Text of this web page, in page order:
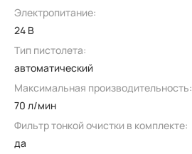
Электропитание:
24 В
Тип пистолета:
автоматический
Максимальная производительность:
70 л/мин
Фильтр тонкой очистки в комплекте:
да